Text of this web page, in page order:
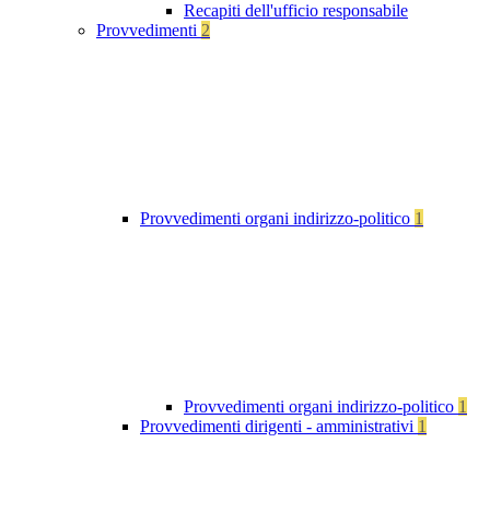
Recapiti dell'ufficio responsabile
Provvedimenti 2
Provvedimenti organi indirizzo-politico 1
Provvedimenti organi indirizzo-politico 1
Provvedimenti dirigenti - amministrativi 1